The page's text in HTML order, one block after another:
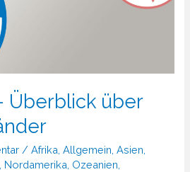
Überblick über
/Afrika ,Allgemein ,Asien
Nordamerika Ozeanien